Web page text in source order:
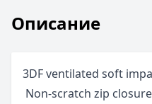
Описание
3DF ventilated soft
 Non-scratch zip